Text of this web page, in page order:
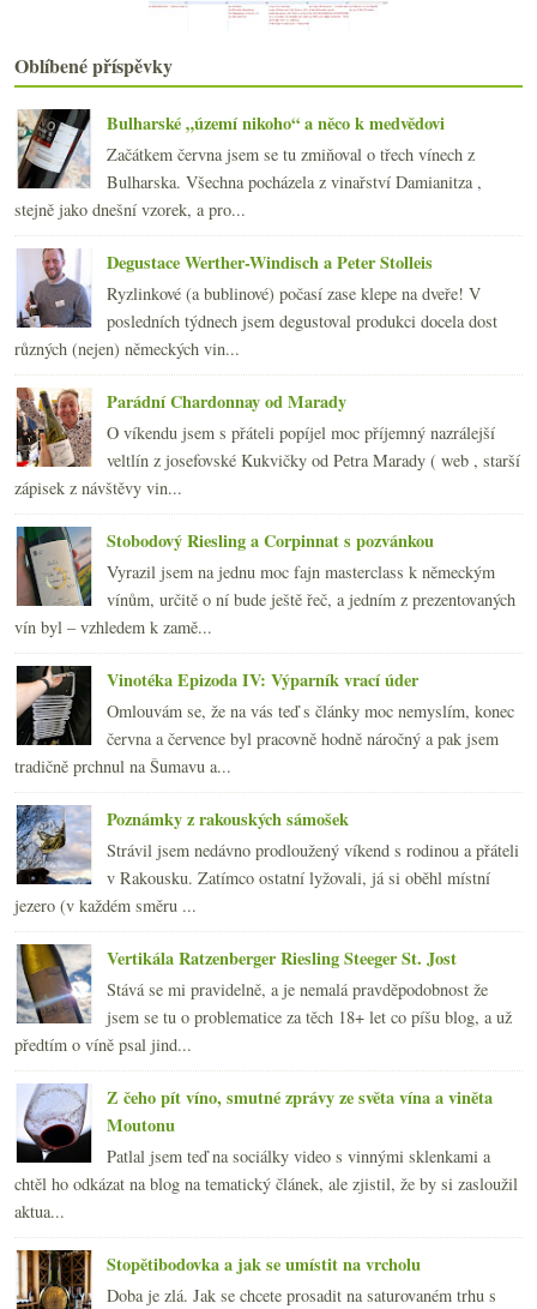
►2017(240)
►2016(250)
►2015(251)
►2014(254)
► 2013(249)
►2012(254)
►2011(252)
2010 (249)
►2009(249)
►2008(270)
►2007(108)
Oblíbené příspěvky
Bulharské „území nikoho“ a něco k medvědovi
Začátkem června jsem se tu zmiňoval o třech vínech z
Bulharska. Všechna pocházela z vinařství Damianitza ,
stejně jako dnešní vzorek, a pro...
Degustace Werther-Windisch a Peter Stolleis
Ryzlinkové (a bublinové) počasí zase klepe na dveře! V
posledních týdnech jsem degustoval produkci docela dost
různých (nejen) německých vin...
Parádní Chardonnay od Marady
O víkendu jsem s přáteli popíjel moc příjemný nazrálejší
veltlín z josefovské Kukvičky od Petra Marady ( web , starší
zápisek z návštěvy vin...
Stobodový Riesling a Corpinnat s pozvánkou
Vyrazil jsem na jednu moc fajn masterclass k německým
vínům, určitě o ní bude ještě řeč, a jedním z prezentovaných
vín byl – vzhledem k zamě...
Vinotéka Epizoda IV: Výparník vrací úder
Omlouvám se, že na vás teď s články moc nemyslím, konec
června a července byl pracovně hodně náročný a pak jsem
tradičně prchnul na Šumavu a...
Poznámky z rakouských sámošek
Strávil jsem nedávno prodloužený víkend s rodinou a přáteli
v Rakousku. Zatímco ostatní lyžovali, já si oběhl místní
jezero (v každém směru ...
Vertikála Ratzenberger Riesling Steeger St. Jost
Stává se mi pravidelně, a je nemalá pravděpodobnost že
jsem se tu o problematice za těch 18+ let co píšu blog, a už
předtím o víně psal jind...
Z čeho pít víno, smutné zprávy ze světa vína a viněta
Moutonu
Patlal jsem teď na sociálky video s vinnými sklenkami a
chtěl ho odkázat na blog na tematický článek, ale zjistil, že by si zasloužil
aktua...
Stopětibodovka a jak se umístit na vrcholu
Doba je zlá. Jak se chcete prosadit na saturovaném trhu s